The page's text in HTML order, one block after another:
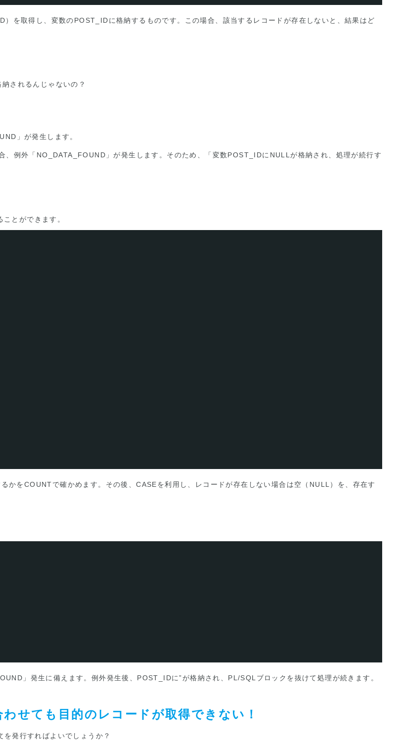
を取得し、変数のPOST_IDに格納するものです。この場合、該当するレコードが存在しないと、結果はど
されるんじゃないの？
」が発生します。
、例外「NO_DATA_FOUND」が発生します。そのため、「変数POST_IDにNULLが格納され、処理が続行す
とができます。
かをCOUNTで確かめます。その後、CASEを利用し、レコードが存在しない場合は空（NULL）を、存在す
」発生に備えます。例外発生後、POST_IDに”が格納され、PL/SQLブロックを抜けて処理が続きます。
せても目的のレコードが取得できない！
発行すればよいでしょうか？